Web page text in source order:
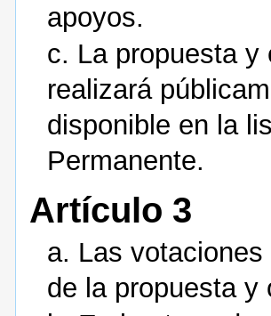
apoyos.
c. La propuesta y
realizará
disponible en la
Permanente.
Artículo 3
a. Las
de la propuesta y